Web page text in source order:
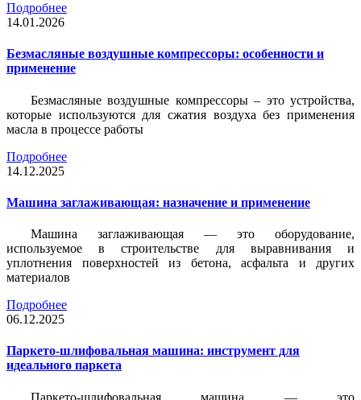
Подробнее
14.01.2026
Безмасляные воздушные компрессоры: особенности и
применение
Безмасляные воздушные компрессоры – это устройства,
которые используются для сжатия воздуха без применения
масла в процессе работы
Подробнее
14.12.2025
Машина заглаживающая: назначение и применение
Машина заглаживающая — это оборудование,
используемое в строительстве для выравнивания и
уплотнения поверхностей из бетона, асфальта и других
материалов
Подробнее
06.12.2025
Паркето-шлифовальная машина: инструмент для
идеального паркета
Паркето-шлифовальная машина — это